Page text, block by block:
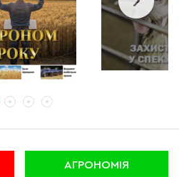
АГРОНОМІЯ